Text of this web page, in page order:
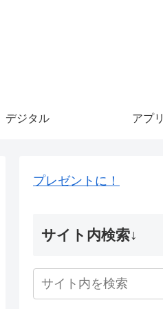
デジタル アプリ
プレゼントに！
サイト内検索↓